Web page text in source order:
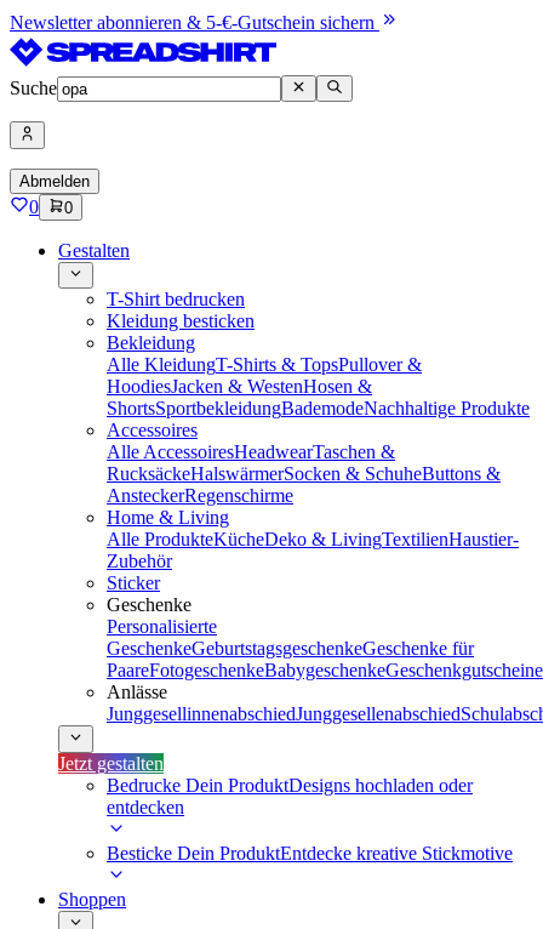
Newsletter abonnieren & 5-€-Gutschein sichern
Suche
Abmelden
0 0
Gestalten
T-Shirt bedrucken
Kleidung besticken
Bekleidung
Alle KleidungT-Shirts & TopsPullover &
HoodiesJacken & WestenHosen &
ShortsSportbekleidungBademodeNachhaltige Produkte
Accessoires
Alle AccessoiresHeadwearTaschen &
RucksäckeHalswärmerSocken & SchuheButtons &
AnsteckerRegenschirme
Home & Living
Alle ProdukteKücheDeko & LivingTextilienHaustier-
Zubehör
Sticker
Geschenke
Personalisierte
GeschenkeGeburtstagsgeschenkeGeschenke für
PaareFotogeschenkeBabygeschenkeGeschenkgutscheine
Anlässe
JunggesellinnenabschiedJunggesellenabschied
Jetzt gestalten
Bedrucke Dein ProduktDesigns hochladen oder
entdecken
Besticke Dein ProduktEntdecke kreative Stickmotive
Shoppen